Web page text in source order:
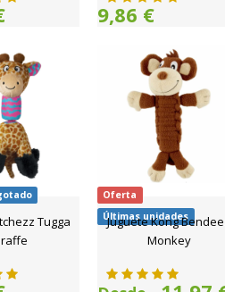
9,86 €
Tugga
Oferta
Últimas unidades
Juguete Kong
Monkey